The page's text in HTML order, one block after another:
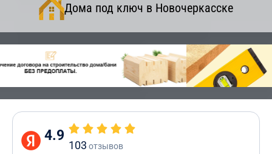
Дома под ключ в Новочеркасске
4.9
103 отзывов